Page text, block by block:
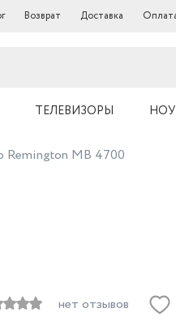
Возврат Доставка
ТЕЛЕВИЗОРЫ
Remington MB 4700
нет отзывов